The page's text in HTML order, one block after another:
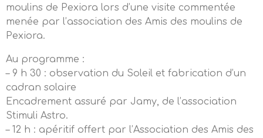
moulins de Pexiora lors d’une visite commentée
menée par l’association des Amis des moulins de
Pexiora.
Au programme :
– 9 h 30 : observation du Soleil et fabrication d’un
cadran solaire
Encadrement assuré par Jamy, de l’association
Stimuli Astro.
– 12 h : apéritif offert par l’Association des Amis des